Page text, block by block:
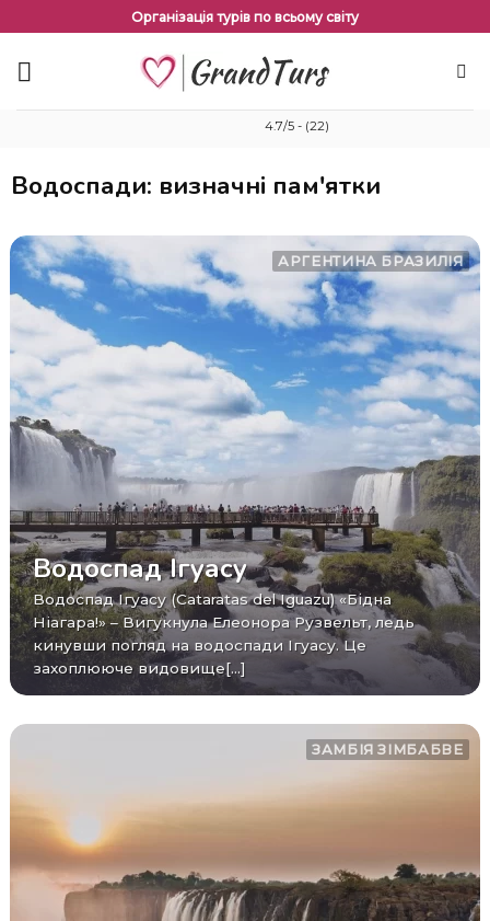
змісту
Організація турів по всьому світу
4.7/5 - (22)
Водоспади: визначні пам'ятки
АРГЕНТИНА БРАЗИЛІЯ
Водоспад Ігуасу
Водоспад Ігуасу (Cataratas del Iguazu) «Бідна
Ніагара!» – Вигукнула Елеонора Рузвельт, ледь
кинувши погляд на водоспади Ігуасу. Це
захоплююче видовище[...]
ЗАМБІЯ ЗІМБАБВЕ